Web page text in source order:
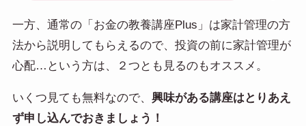
一方、通常の「お金の教養講座Plus」は家計管理の方
法から説明してもらえるので、投資の前に家計管理が
心配…という方は、２つとも見るのもオススメ。
いくつ見ても無料なので、 興味がある講座はとりあえ
ず申し込んでおきましょう！